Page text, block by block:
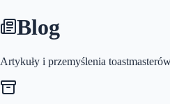
Blog
Artykuły i przemyślenia